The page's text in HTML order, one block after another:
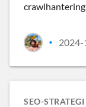
•
SEO-STRATEGI